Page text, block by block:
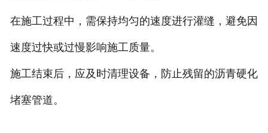
在施工过程中，需保持均匀的速度进行灌缝，避免因
速度过快或过慢影响施工质量。
施工结束后，应及时清理设备，防止残留的沥青硬化
堵塞管道。